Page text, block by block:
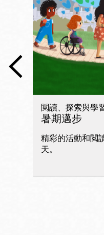
San
Francisco,
CA 94102
總圖書館
Anza 圖書分館
Brooks-Burton
灣景區圖書分館
閲讀、探索與學
暑期邁步
精彩的活動和閲
天。